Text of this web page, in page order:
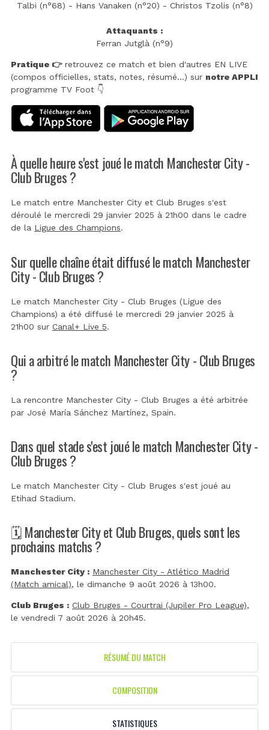
Talbi (n°68) - Hans Vanaken (n°20) - Christos Tzolis (n°8)
Attaquants :
Ferran Jutglà (n°9)
Pratique 👉retrouvez ce match et bien d'autres EN LIVE
(compos officielles, stats, notes, résumé...) sur notre APPLI
programme TV Foot 👇
À quelle heure s'est joué le match Manchester City -
Club Bruges ?
Le match entre Manchester City et Club Bruges s'est
déroulé le mercredi 29 janvier 2025 à 21h00 dans le cadre
de la Ligue des Champions.
Sur quelle chaîne était diffusé le match Manchester
City - Club Bruges ?
Le match Manchester City - Club Bruges (Ligue des
Champions) a été diffusé le mercredi 29 janvier 2025 à
21h00 sur Canal+ Live 5.
Qui a arbitré le match Manchester City - Club Bruges
?
La rencontre Manchester City - Club Bruges a été arbitrée
par José María Sánchez Martínez, Spain.
Dans quel stade s'est joué le match Manchester City -
Club Bruges ?
Le match Manchester City - Club Bruges s'est joué au
Etihad Stadium.
🗓️ Manchester City et Club Bruges, quels sont les
prochains matchs ?
Manchester City : Manchester City - Atlético Madrid
(Match amical), le dimanche 9 août 2026 à 13h00.
Club Bruges : Club Bruges - Courtrai (Jupiler Pro League),
le vendredi 7 août 2026 à 20h45.
RÉSUMÉ DU MATCH
COMPOSITION
STATISTIQUES